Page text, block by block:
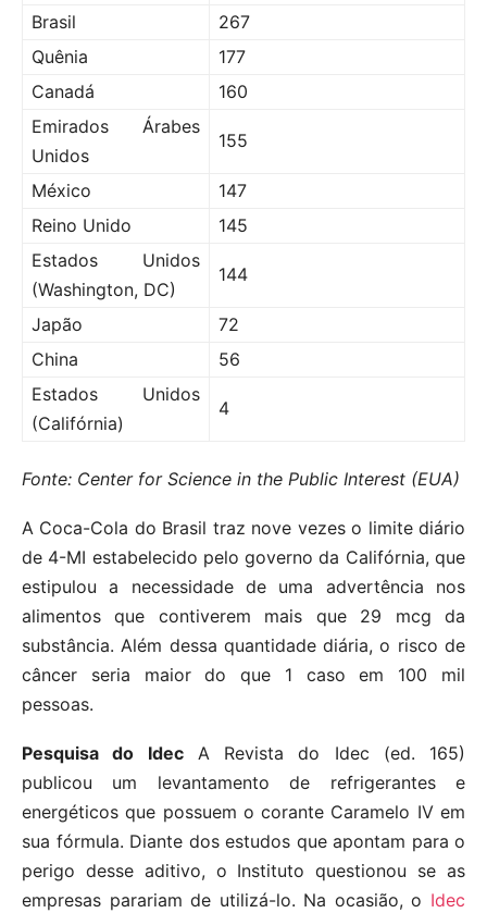
Brasil
267
Quênia
177
Canadá
160
Emirados Árabes
Unidos
155
México
147
Reino Unido
145
Estados Unidos
(Washington, DC)
144
Japão
72
China
56
Estados Unidos
(Califórnia)
4
Fonte: Center for Science in the Public Interest (EUA)
A Coca-Cola do Brasil traz nove vezes o limite diário
de 4-MI estabelecido pelo governo da Califórnia, que
estipulou a necessidade de uma advertência nos
alimentos que contiverem mais que 29 mcg da
substância. Além dessa quantidade diária, o risco de
câncer seria maior do que 1 caso em 100 mil
pessoas.
Pesquisa do IdecA Revista do Idec (ed. 165)
publicou um levantamento de refrigerantes e
energéticos que possuem o corante Caramelo IV em
sua fórmula. Diante dos estudos que apontam para o
perigo desse aditivo, o Instituto questionou se as
empresas parariam de utilizá-lo. Na ocasião, o Idec